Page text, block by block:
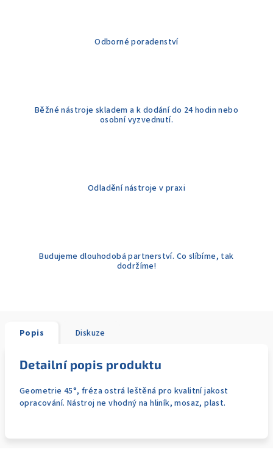
Odborné poradenství
Běžné nástroje skladem a k dodání do 24 hodin nebo
osobní vyzvednutí.
Odladění nástroje v praxi
Budujeme dlouhodobá partnerství. Co slíbíme, tak
dodržíme!
Popis Diskuze
Detailní popis produktu
Geometrie 45°, fréza ostrá leštěná pro kvalitní jakost
opracování. Nástroj ne vhodný na hliník, mosaz, plast.